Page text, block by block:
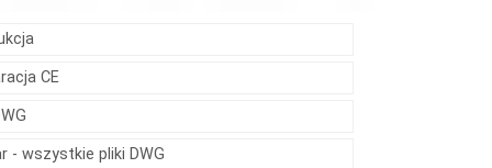
CE
- wszystkie pliki DWG